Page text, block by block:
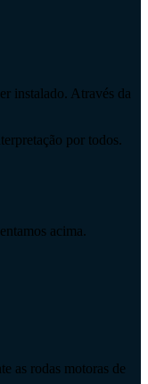
instalado. Através da
por todos.
acima.
as rodas motoras de